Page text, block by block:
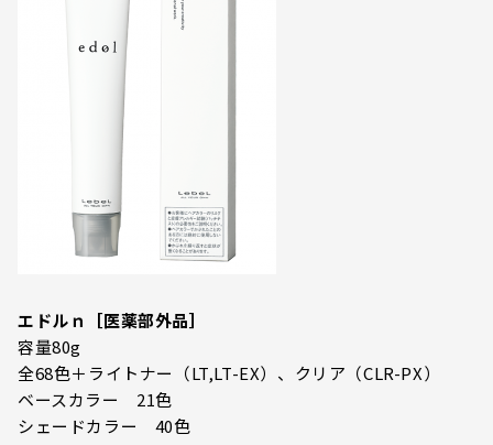
エドルｎ［医薬部外品］
容量80g
全68色＋ライトナー（LT,LT-EX）、クリア（CLR-PX）
ベースカラー 21色
シェードカラー 40色